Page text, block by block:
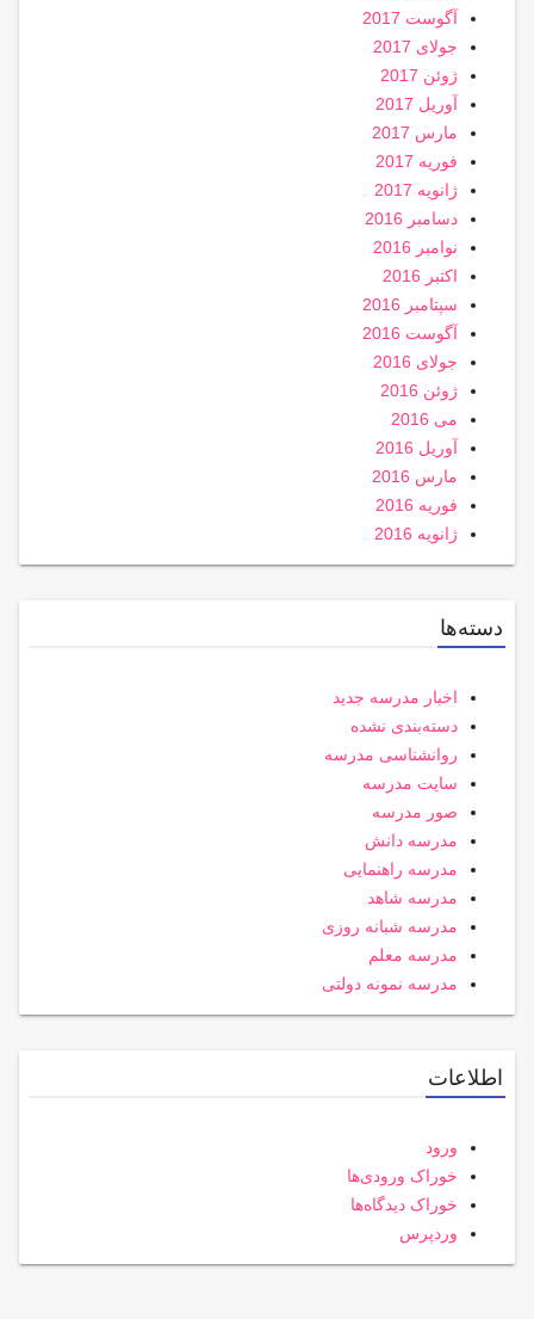
آگوست 2017
جولای 2017
ژوئن 2017
آوریل 2017
مارس 2017
فوریه 2017
ژانویه 2017
دسامبر 2016
نوامبر 2016
اکتبر 2016
سپتامبر 2016
آگوست 2016
جولای 2016
ژوئن 2016
می 2016
آوریل 2016
مارس 2016
فوریه 2016
ژانویه 2016
دسته‌ها
اخبار مدرسه جدید
دسته‌بندی نشده
روانشناسی مدرسه
سایت مدرسه
صور مدرسه
مدرسه دانش
مدرسه راهنمایی
مدرسه شاهد
مدرسه شبانه روزی
مدرسه معلم
مدرسه نمونه دولتی
اطلاعات
ورود
خوراک ورودی‌ها
خوراک دیدگاه‌ها
وردپرس